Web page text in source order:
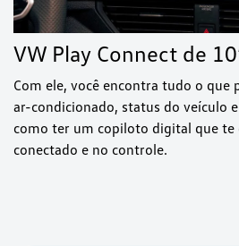
VW Play Connect de
Com ele, você encontra tudo o que
ar-condicionado, status do veículo
como ter um copiloto digital que te
conectado e no controle.